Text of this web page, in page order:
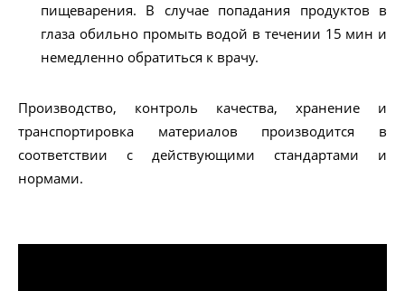
пищеварения. В случае попадания продуктов в
глаза обильно промыть водой в течении 15 мин и
немедленно обратиться к врачу.
Производство, контроль качества, хранение и
транспортировка материалов производится в
соответствии с действующими стандартами и
нормами.